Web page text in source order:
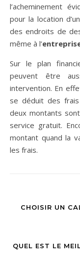
l’acheminement
pour la location
des endroits de
même à l’
Sur le plan
peuvent être
intervention. En
se déduit des
deux montants
service gratuit.
montant quand la
les frais.
CHOISIR UN
QUEL EST LE